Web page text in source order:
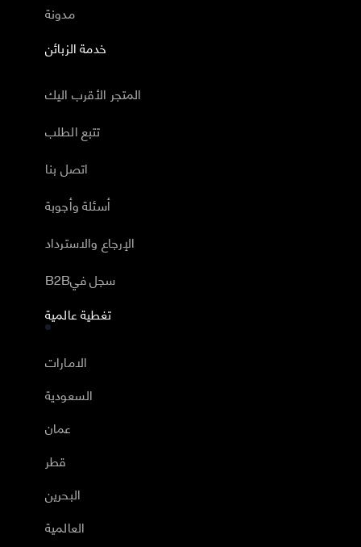
مدونة
خدمة الزبائن
المتجر الأقرب اليك
تتبع الطلب
اتصل بنا
أسئلة وأجوبة
الإرجاع والاسترداد
B2Bسجل في
تغطية عالمية
الامارات
السعودية
عمان
قطر
البحرين
العالمية